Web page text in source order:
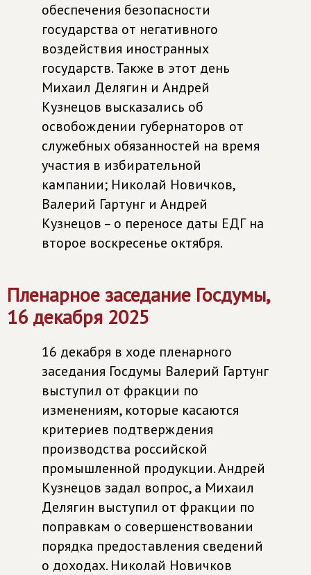
обеспечения безопасности
государства от негативного
воздействия иностранных
государств. Также в этот день
Михаил Делягин и Андрей
Кузнецов высказались об
освобождении губернаторов от
служебных обязанностей на время
участия в избирательной
кампании; Николай Новичков,
Валерий Гартунг и Андрей
Кузнецов – о переносе даты ЕДГ на
второе воскресенье октября.
Пленарное заседание Госдумы,
16 декабря 2025
16 декабря в ходе пленарного
заседания Госдумы Валерий Гартунг
выступил от фракции по
изменениям, которые касаются
критериев подтверждения
производства российской
промышленной продукции. Андрей
Кузнецов задал вопрос, а Михаил
Делягин выступил от фракции по
поправкам о совершенствовании
порядка предоставления сведений
о доходах. Николай Новичков